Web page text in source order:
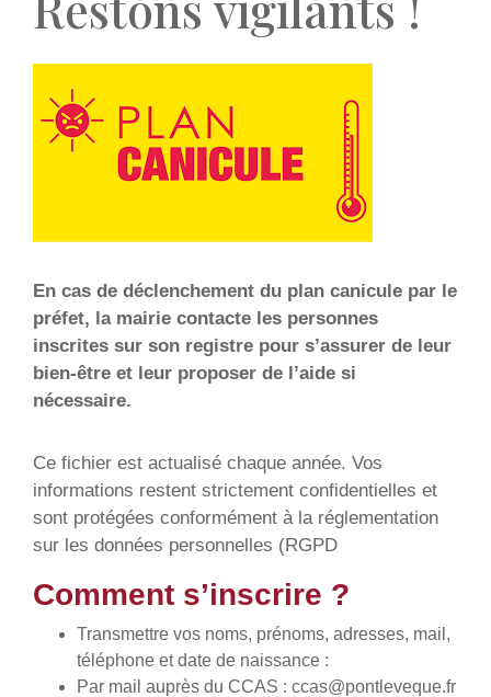
En cas de déclenchement du plan canicule par le
préfet, la mairie contacte les personnes
inscrites sur son registre pour s’assurer de leur
bien-être et leur proposer de l’aide si
nécessaire.
Ce fichier est actualisé chaque année. Vos
informations restent strictement confidentielles et
sont protégées conformément à la réglementation
sur les données personnelles (RGPD
Comment s’inscrire ?
Transmettre vos noms, prénoms, adresses, mail,
téléphone et date de naissance :
Par mail auprès du CCAS : ccas@pontleveque.fr